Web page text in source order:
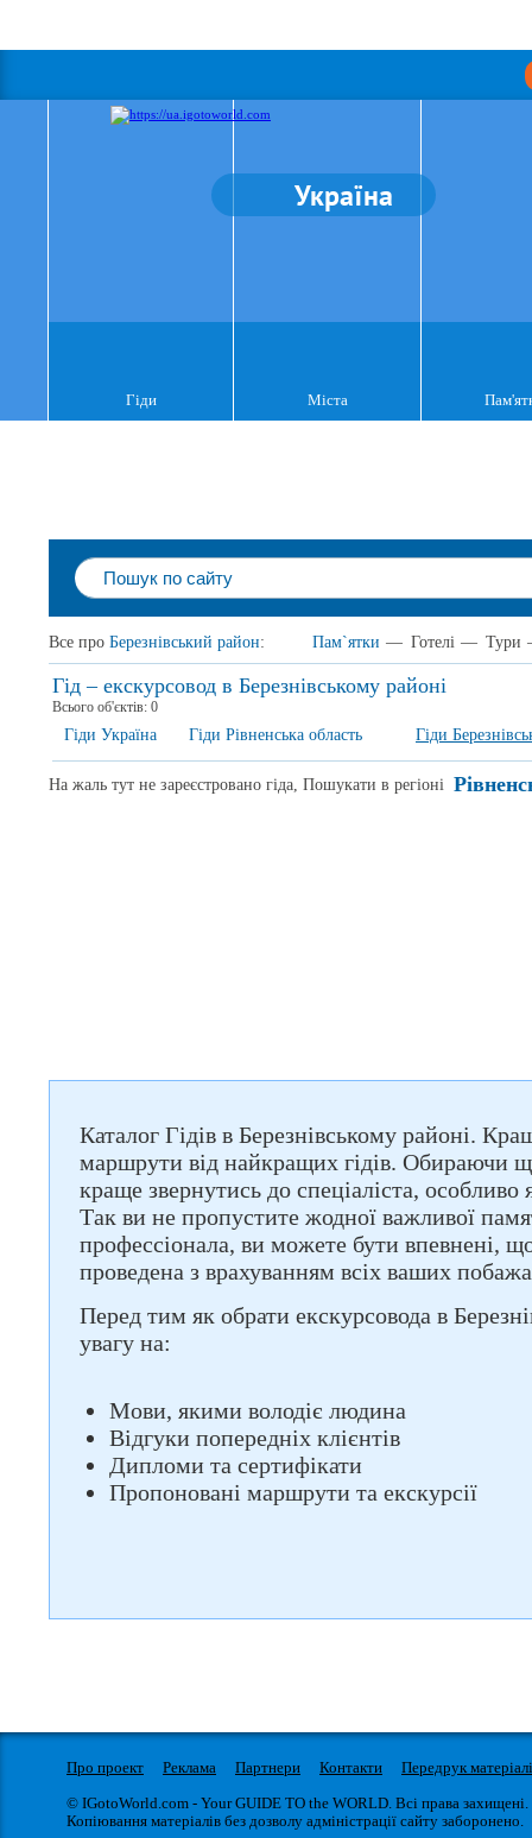
Україна
Гіди Міста
Все про Березнівський район: Пам`ятки — Готелі — Тури
Гід – екскурсовод в Березнівському районі
Всього об'єктів: 0
Гіди Україна Гіди Рівненська область Гіди
На жаль тут не зареєстровано гіда, Пошукати в регіоні
Каталог Гідів в Березнівському районі.
маршрути від найкращих гідів. Обираючи
краще звернутись до спеціаліста,
Так ви не пропустите жодної важливої
профессіонала, ви можете бути впевнені,
проведена з врахуванням всіх ваших
Перед тим як обрати екскурсовода в
увагу на:
Мови, якими володіє людина
Відгуки попередніх клієнтів
Дипломи та сертифікати
Пропоновані маршрути та екскурсії
Про проект Реклама Партнери Контакти
Передрук
© IGotoWorld.com - Your GUIDE TO the WORLD. Всі права захищені.
Копіювання матеріалів без дозволу адміністрації сайту заборонено.